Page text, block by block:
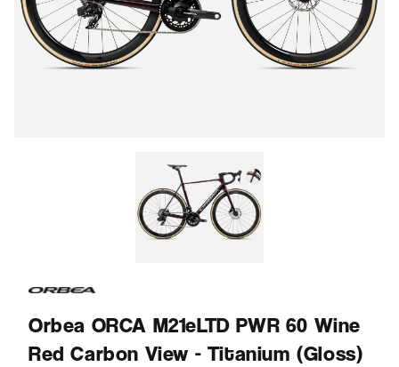
Orbea ORCA M21eLTD PWR 60 Wine
Red Carbon View - Titanium (Gloss)